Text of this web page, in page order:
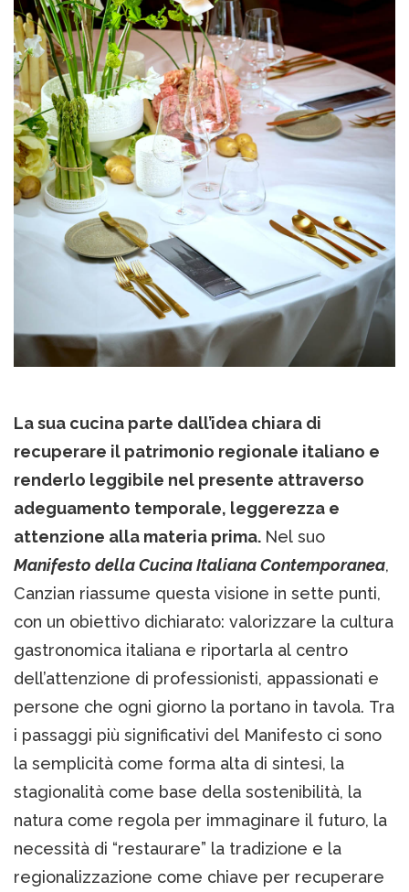
La sua cucina parte dall’idea chiara di
recuperare il patrimonio regionale italiano e
renderlo leggibile nel presente attraverso
adeguamento temporale, leggerezza e
attenzione alla materia prima. Nel suo
Manifesto della Cucina Italiana Contemporanea,
Canzian riassume questa visione in sette punti,
con un obiettivo dichiarato: valorizzare la cultura
gastronomica italiana e riportarla al centro
dell’attenzione di professionisti, appassionati e
persone che ogni giorno la portano in tavola. Tra
i passaggi più significativi del Manifesto ci sono
la semplicità come forma alta di sintesi, la
stagionalità come base della sostenibilità, la
natura come regola per immaginare il futuro, la
necessità di “restaurare” la tradizione e la
regionalizzazione come chiave per recuperare